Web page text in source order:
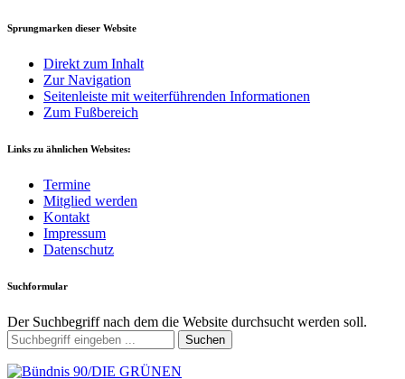
Sprungmarken dieser Website
Direkt zum Inhalt
Zur Navigation
Seitenleiste mit weiterführenden Informationen
Zum Fußbereich
Links zu ähnlichen Websites:
Termine
Mitglied werden
Kontakt
Impressum
Datenschutz
Suchformular
Der Suchbegriff nach dem die Website durchsucht werden soll.
Suchen